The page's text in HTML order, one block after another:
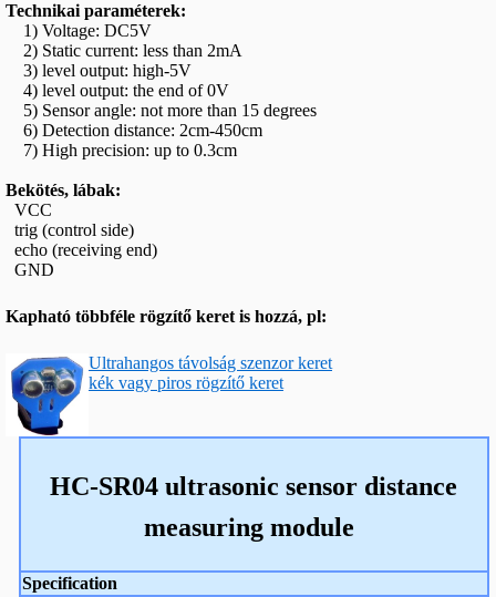
Technikai paraméterek:
1) Voltage: DC5V
2) Static current: less than 2mA
3) level output: high-5V
4) level output: the end of 0V
5) Sensor angle: not more than 15 degrees
6) Detection distance: 2cm-450cm
7) High precision: up to 0.3cm
Bekötés, lábak:
VCC
trig (control side)
echo (receiving end)
GND
Kapható többféle rögzítő keret is hozzá, pl:
Ultrahangos távolság szenzor keret
kék vagy piros rögzítő keret
HC-SR04 ultrasonic sensor distance
measuring module
Specification